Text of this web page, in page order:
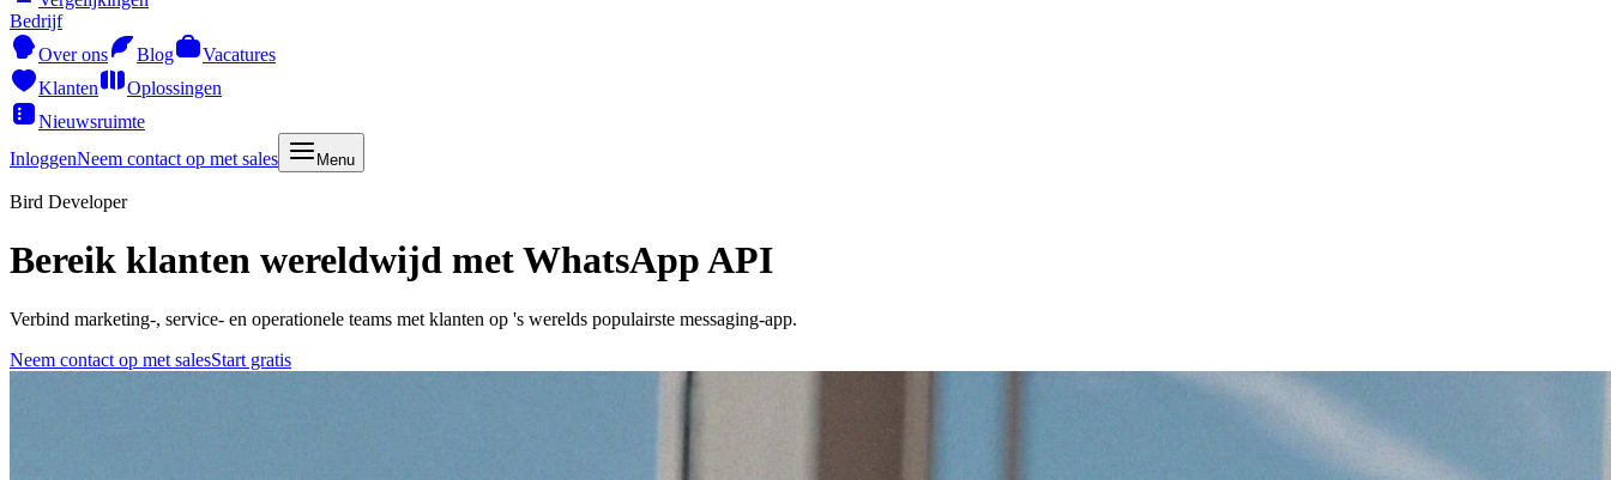
Bedrijf
Over ons
Blog
Vacatures
Klanten
Oplossingen
Nieuwsruimte
InloggenNeem contact op met sales Menu
Bird Developer
Bereik klanten wereldwijd met WhatsApp API
Verbind marketing-, service- en operationele teams met klanten op 's werelds populairste messaging-app.
Neem contact op met salesStart gratis